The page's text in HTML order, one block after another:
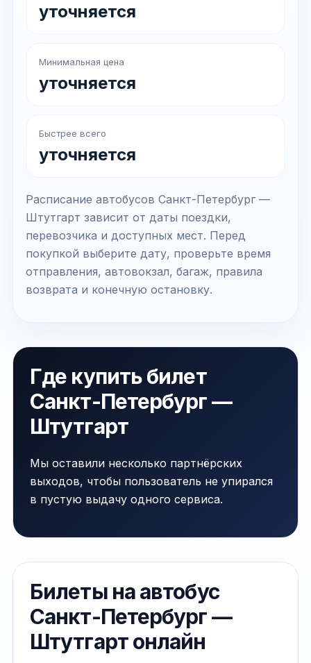
уточняется
Минимальная цена
уточняется
Быстрее всего
уточняется
Расписание автобусов Санкт-Петербург —
Штутгарт зависит от даты поездки,
перевозчика и доступных мест. Перед
покупкой выберите дату, проверьте время
отправления, автовокзал, багаж, правила
возврата и конечную остановку.
Где купить билет
Санкт-Петербург —
Штутгарт
Мы оставили несколько партнёрских
выходов, чтобы пользователь не упирался
в пустую выдачу одного сервиса.
Билеты на автобус
Санкт-Петербург —
Штутгарт онлайн